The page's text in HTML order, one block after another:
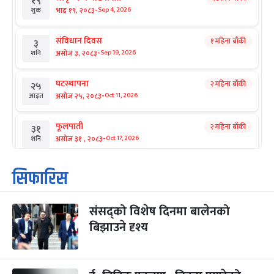
शुक्र भाद्र १९, २०८३-Sep 4, 2026
३
शनि
संविधान दिवस
असोज ३, २०८३-Sep 19, 2026
१ महिना बाँकी
२५
आइत
घटस्थापना
असोज २५, २०८३-Oct 11, 2026
२ महिना बाँकी
३१
शनि
फूलपाती
असोज ३१ , २०८३-Oct 17, 2026
२ महिना बाँकी
१
आइत
कार्तिक सङ्क्रान्ति
कार्तिक १, २०८३
३
मंगल
महानवमी
कार्तिक ३, २०८३-Oct 20, 2026
२ महिना बाँकी
४
बुध कार्तिक ४, २०८३ -Oct 21, 2026
सिफारिस
संसद्को विशेष दिनमा बालेनको
बिझाउने दृश्य